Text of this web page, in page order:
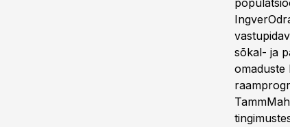
sõkal- ja
omaduste